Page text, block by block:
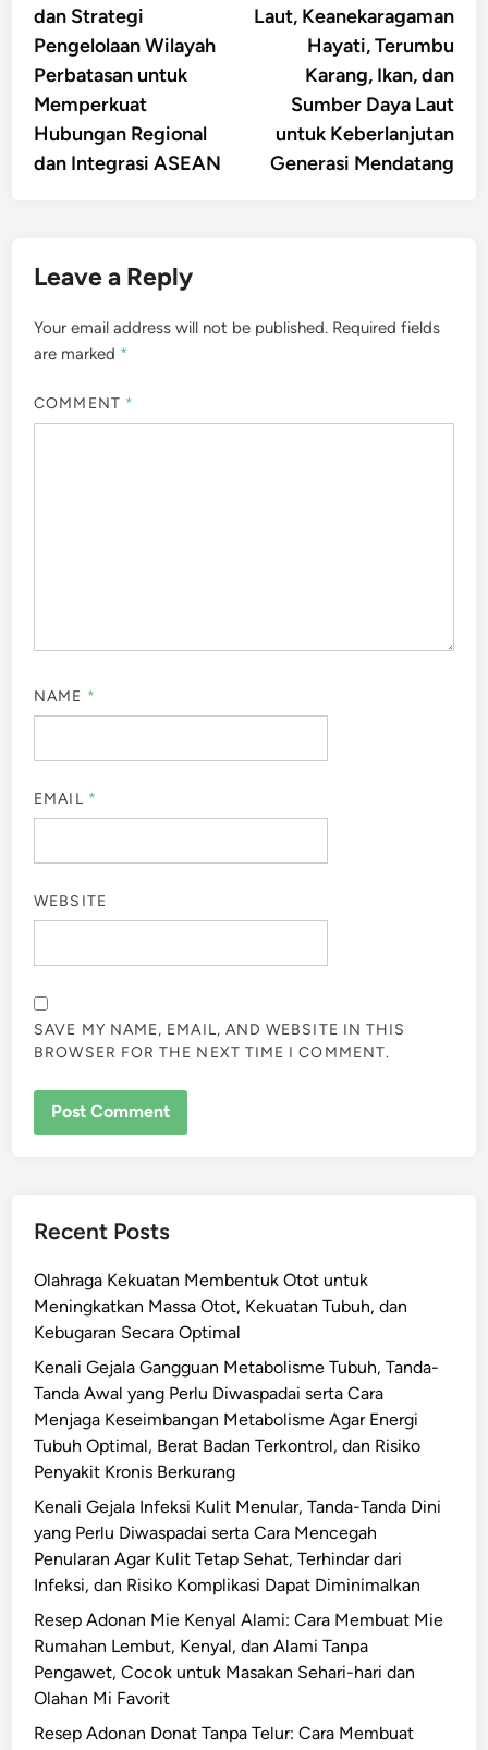
dan Strategi
Pengelolaan Wilayah
Perbatasan untuk
Memperkuat
Hubungan Regional
dan Integrasi ASEAN
Laut, Keanekaragaman
Hayati, Terumbu
Karang, Ikan, dan
Sumber Daya Laut
untuk Keberlanjutan
Generasi Mendatang
Leave a Reply
Your email address will not be published. Required fields
are marked *
COMMENT *
NAME *
EMAIL *
WEBSITE
SAVE MY NAME, EMAIL, AND WEBSITE IN THIS
BROWSER FOR THE NEXT TIME I COMMENT.
Recent Posts
Olahraga Kekuatan Membentuk Otot untuk
Meningkatkan Massa Otot, Kekuatan Tubuh, dan
Kebugaran Secara Optimal
Kenali Gejala Gangguan Metabolisme Tubuh, Tanda-
Tanda Awal yang Perlu Diwaspadai serta Cara
Menjaga Keseimbangan Metabolisme Agar Energi
Tubuh Optimal, Berat Badan Terkontrol, dan Risiko
Penyakit Kronis Berkurang
Kenali Gejala Infeksi Kulit Menular, Tanda-Tanda Dini
yang Perlu Diwaspadai serta Cara Mencegah
Penularan Agar Kulit Tetap Sehat, Terhindar dari
Infeksi, dan Risiko Komplikasi Dapat Diminimalkan
Resep Adonan Mie Kenyal Alami: Cara Membuat Mie
Rumahan Lembut, Kenyal, dan Alami Tanpa
Pengawet, Cocok untuk Masakan Sehari-hari dan
Olahan Mi Favorit
Resep Adonan Donat Tanpa Telur: Cara Membuat